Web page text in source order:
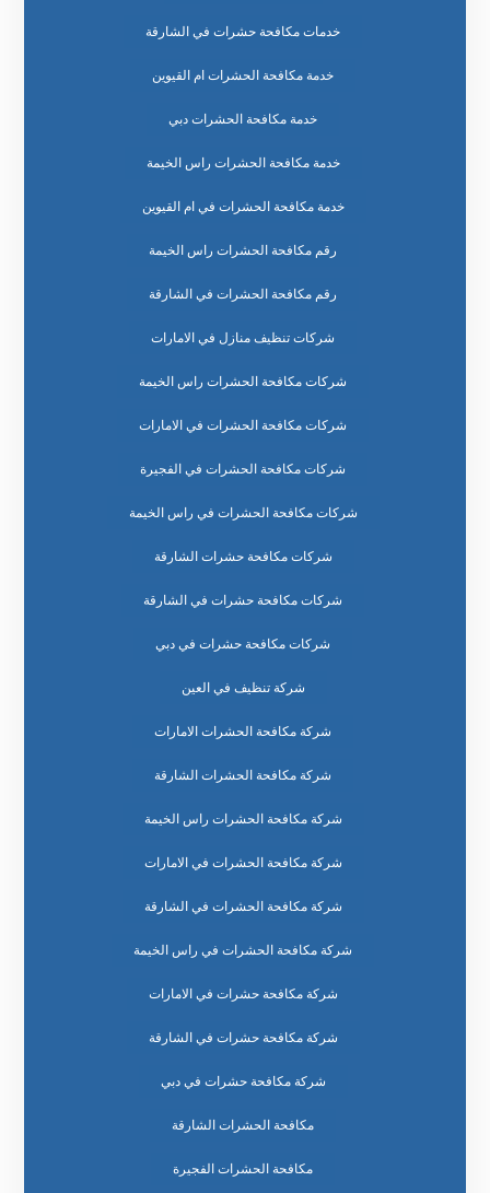
خدمات مكافحة حشرات في الشارقة
خدمة مكافحة الحشرات ام القيوين
خدمة مكافحة الحشرات دبي
خدمة مكافحة الحشرات راس الخيمة
خدمة مكافحة الحشرات في ام القيوين
رقم مكافحة الحشرات راس الخيمة
رقم مكافحة الحشرات في الشارقة
شركات تنظيف منازل في الامارات
شركات مكافحة الحشرات راس الخيمة
شركات مكافحة الحشرات في الامارات
شركات مكافحة الحشرات في الفجيرة
شركات مكافحة الحشرات في راس الخيمة
شركات مكافحة حشرات الشارقة
شركات مكافحة حشرات في الشارقة
شركات مكافحة حشرات في دبي
شركة تنظيف في العين
شركة مكافحة الحشرات الامارات
شركة مكافحة الحشرات الشارقة
شركة مكافحة الحشرات راس الخيمة
شركة مكافحة الحشرات في الامارات
شركة مكافحة الحشرات في الشارقة
شركة مكافحة الحشرات في راس الخيمة
شركة مكافحة حشرات في الامارات
شركة مكافحة حشرات في الشارقة
شركة مكافحة حشرات في دبي
مكافحة الحشرات الشارقة
مكافحة الحشرات الفجيرة